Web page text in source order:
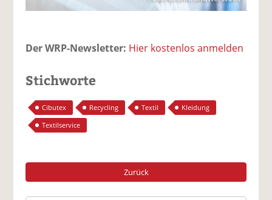
Der WRP-Newsletter: Hier kostenlos anmelden
Stichworte
Cibutex Recycling Textil
Kleidung
Textilservice
Zurück